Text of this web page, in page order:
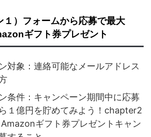
１）フォームから応募で最大
ギフト券プレゼント
対象：連絡可能なメールアドレス
条件：キャンペーン期間中に応募
１億円を貯めてみよう！chapter2
ギフト券プレゼントキャン